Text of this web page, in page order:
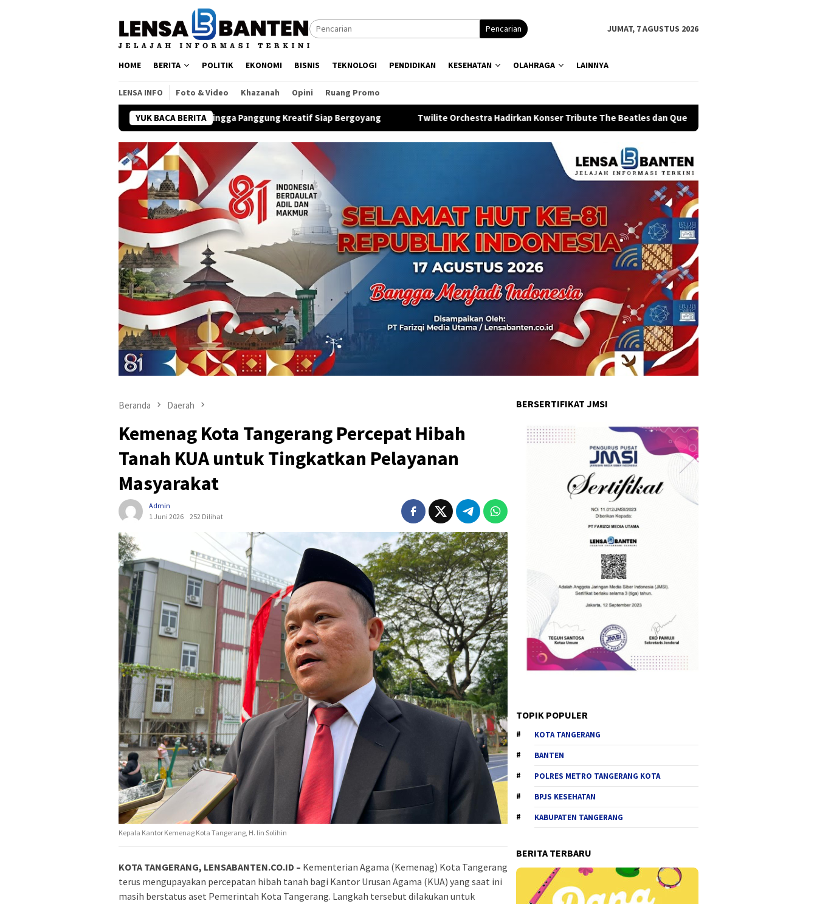
Pencarian JUMAT, 7 AGUSTUS 2026
HOME BERITA POLITIK EKONOMI BISNIS TEKNOLOGI PENDIDIKAN KESEHATAN OLAHRAGA LAINNYA
LENSA INFO Foto & Video Khazanah Opini Ruang Promo
YUK BACA BERITA
Week 2026, Dessert hingga Panggung Kreatif Siap Bergoyang Twilite Orchestra Hadirkan Konser Tribute The Beatles dan Queen Terlibat Judi dan Penipuan Online, 25 WN
Beranda Daerah
Kemenag Kota Tangerang Percepat Hibah
Tanah KUA untuk Tingkatkan Pelayanan
Masyarakat
Admin
1 Juni 2026
252 Dilihat
Kepala Kantor Kemenag Kota Tangerang, H. Iin Solihin
KOTA TANGERANG, LENSABANTEN.CO.ID – Kementerian Agama (Kemenag) Kota Tangerang
terus mengupayakan percepatan hibah tanah bagi Kantor Urusan Agama (KUA) yang saat ini
masih berstatus aset Pemerintah Kota Tangerang. Langkah tersebut dilakukan untuk
BERSERTIFIKAT JMSI
TOPIK POPULER
KOTA TANGERANG
BANTEN
POLRES METRO TANGERANG KOTA
BPJS KESEHATAN
KABUPATEN TANGERANG
BERITA TERBARU